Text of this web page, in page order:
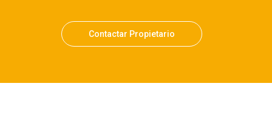
Contactar Propietario